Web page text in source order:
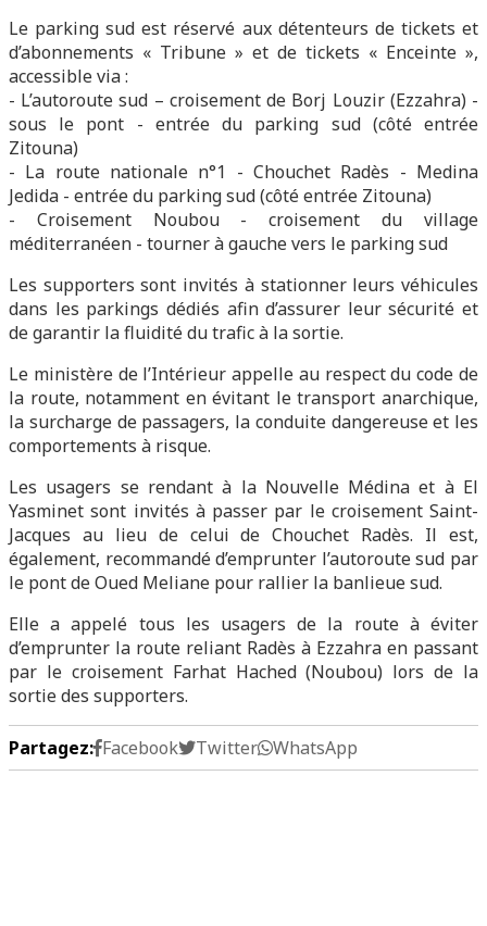
Le parking sud est réservé aux détenteurs de tickets et
d’abonnements « Tribune » et de tickets « Enceinte »,
accessible via :
- L’autoroute sud – croisement de Borj Louzir (Ezzahra) -
sous le pont - entrée du parking sud (côté entrée
Zitouna)
- La route nationale n°1 - Chouchet Radès - Medina
Jedida - entrée du parking sud (côté entrée Zitouna)
- Croisement Noubou - croisement du village
méditerranéen - tourner à gauche vers le parking sud
Les supporters sont invités à stationner leurs véhicules
dans les parkings dédiés afin d’assurer leur sécurité et
de garantir la fluidité du trafic à la sortie.
Le ministère de l’Intérieur appelle au respect du code de
la route, notamment en évitant le transport anarchique,
la surcharge de passagers, la conduite dangereuse et les
comportements à risque.
Les usagers se rendant à la Nouvelle Médina et à El
Yasminet sont invités à passer par le croisement Saint-
Jacques au lieu de celui de Chouchet Radès. Il est,
également, recommandé d’emprunter l’autoroute sud par
le pont de Oued Meliane pour rallier la banlieue sud.
Elle a appelé tous les usagers de la route à éviter
d’emprunter la route reliant Radès à Ezzahra en passant
par le croisement Farhat Hached (Noubou) lors de la
sortie des supporters.
Partagez: Facebook Twitter WhatsApp